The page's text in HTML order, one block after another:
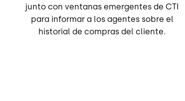
junto con ventanas emergentes de CTI
para informar a los agentes sobre el
historial de compras del cliente.